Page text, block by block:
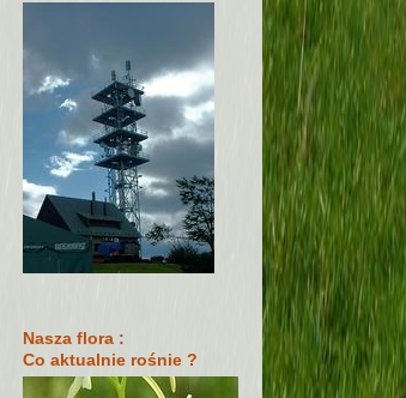
Nasza flora :
Co aktualnie rośnie ?